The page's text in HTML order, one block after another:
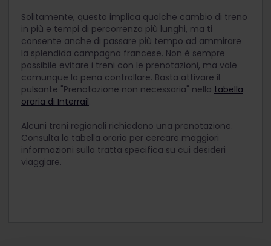
Solitamente, questo implica qualche cambio di treno
in più e tempi di percorrenza più lunghi, ma ti
consente anche di passare più tempo ad ammirare
la splendida campagna francese. Non è sempre
possibile evitare i treni con le prenotazioni, ma vale
comunque la pena controllare. Basta attivare il
pulsante "Prenotazione non necessaria" nella tabella
oraria di Interrail.
Alcuni treni regionali richiedono una prenotazione.
Consulta la tabella oraria per cercare maggiori
informazioni sulla tratta specifica su cui desideri
viaggiare.